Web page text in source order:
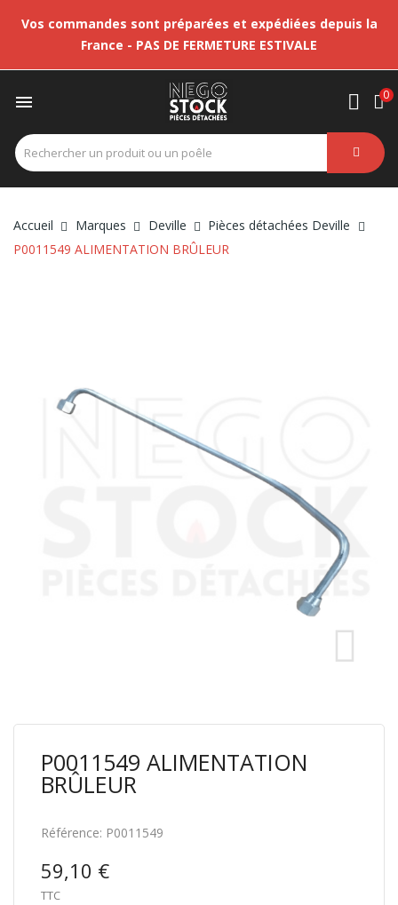
Vos commandes sont préparées et expédiées depuis la
France - PAS DE FERMETURE ESTIVALE
 0
Accueil Marques Deville
Pièces détachées Deville
P0011549 ALIMENTATION BRÛLEUR
P0011549 ALIMENTATION
BRÛLEUR
Référence: P0011549
59,10 €
TTC